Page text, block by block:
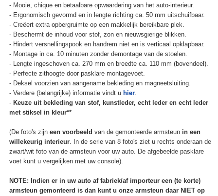
- Mooie, chique en betaalbare opwaardering van het auto-interieur.
- Ergonomisch gevormd en in lengte richting ca. 50 mm uitschuifbaar.
- Creëert extra opbergruimte op een makkelijk bereikbare plek.
- Beschermt de inhoud voor stof, zon en nieuwsgierige blikken.
- Hindert versnellingspook en handrem niet en is verticaal opklapbaar.
- Montage in ca. 10 minuten zonder demontage van de stoelen.
- Lengte ingeschoven ca. 270 mm en breedte ca. 110 mm (bovendeel).
- Perfecte zithoogte door pasklare montagevoet.
- Deksel voorzien van aangename bekleding en magneetsluiting.
- Verdere (belangrijke) informatie vindt u hier.
- Keuze uit bekleding van stof, kunstleder, echt leder en echt leder
met stiksel in kleur**
(De foto's zijn een voorbeeld van de gemonteerde armsteun in een
willekeurig interieur. In de serie van 8 foto's ziet u rechts onderaan de
zwart/wit foto van de armsteun voor uw auto. De afgebeelde pasklare
voet kunt u vergelijken met uw console).
NOTE: Indien er in uw auto af fabriek/af importeur een (te korte)
armsteun gemonteerd is dan kunt u onze armsteun daar NIET op